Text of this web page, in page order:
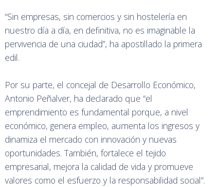
“Sin empresas, sin comercios y sin hostelería en
nuestro día a día, en definitiva, no es imaginable la
pervivencia de una ciudad”, ha apostillado la primera
edil.
Por su parte, el concejal de Desarrollo Económico,
Antonio Peñalver, ha declarado que “el
emprendimiento es fundamental porque, a nivel
económico, genera empleo, aumenta los ingresos y
dinamiza el mercado con innovación y nuevas
oportunidades. También, fortalece el tejido
empresarial, mejora la calidad de vida y promueve
valores como el esfuerzo y la responsabilidad social”.